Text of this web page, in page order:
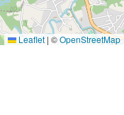
Leaflet | ©OpenStreetMap